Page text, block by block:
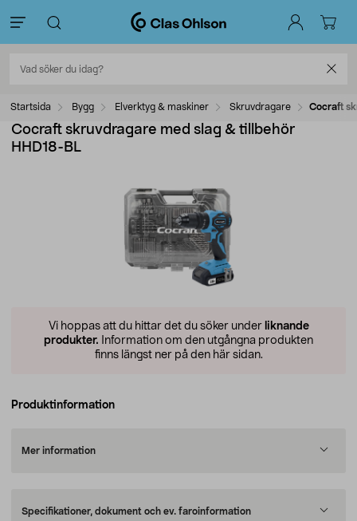
Startsida Bygg Elverktyg & maskiner Skruvdragare Cocraft
Cocraft skruvdragare med slag & tillbehör
HHD18-BL
Vi hoppas att du hittar det du söker under liknande
produkter. Information om den utgångna produkten
finns längst ner på den här sidan.
Produktinformation
Mer information
Specifikationer, dokument och ev. faroinformation